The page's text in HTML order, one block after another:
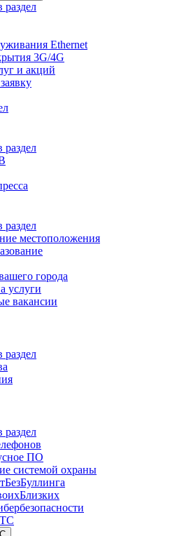
раздел
Ethernet
3G/4G
и акций
раздел
раздел
местоположения
города
услуги
вакансии
раздел
раздел
ПО
системой охраны